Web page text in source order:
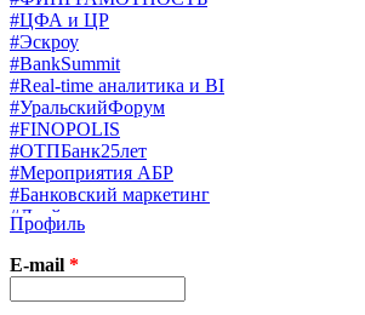
#ЦФА и ЦР
#Эскроу
#BankSummit
#Real-time аналитика и BI
#УральскийФорум
#FINOPOLIS
#ОТПБанк25лет
#Мероприятия АБР
#Банковский маркетинг
#Драйверы страхования
#Финконгресс ЦБ
#PB&WM
#UX/CX
#Экосистемы
Профиль
E-mail *